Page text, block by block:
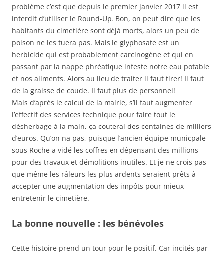
problème c’est que depuis le premier janvier 2017 il est
interdit d’utiliser le Round-Up. Bon, on peut dire que les
habitants du cimetière sont déjà morts, alors un peu de
poison ne les tuera pas. Mais le glyphosate est un
herbicide qui est probablement carcinogène et qui en
passant par la nappe phréatique infeste notre eau potable
et nos aliments. Alors au lieu de traiter il faut tirer! Il faut
de la graisse de coude. Il faut plus de personnel!
Mais d’après le calcul de la mairie, s’il faut augmenter
l’effectif des services technique pour faire tout le
désherbage à la main, ça couterai des centaines de milliers
d’euros. Qu’on na pas, puisque l’ancien équipe municpale
sous Roche a vidé les coffres en dépensant des millions
pour des travaux et démolitions inutiles. Et je ne crois pas
que même les râleurs les plus ardents seraient prêts à
accepter une augmentation des impôts pour mieux
entretenir le cimetière.
La bonne nouvelle : les bénévoles
Cette histoire prend un tour pour le positif. Car incités par